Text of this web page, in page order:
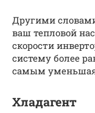
Другими
ваш тепловой
скорости
систему более
самым уменьшая
Хладагент